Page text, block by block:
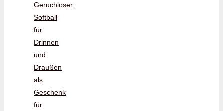
Geruchloser
Softball
für
Drinnen
und
Draußen
als
Geschenk
für